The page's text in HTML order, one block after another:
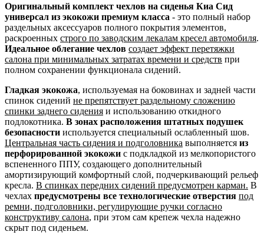
Оригинальный комплект чехлов на сиденья Киа Сид
универсал из экокожи премиум класса - это полный набор
раздельных аксессуаров полного покрытия элементов,
раскроенных строго по заводским лекалам кресел автомобиля.
Идеальное облегание чехлов создает эффект перетяжки
салона при минимальных затратах времени и средств при
полном сохранении функционала сидений.
Гладкая экокожа, используемая на боковинах и задней части
спинок сидений не препятствует раздельному сложению
спинки заднего сидения и использованию откидного
подлокотника. В зонах расположения штатных подушек
безопасности используется специальный ослабленный шов.
Центральная часть сидения и подголовника выполняется из
перфорированной экокожи с подкладкой из мелкопористого
вспененного ППУ, создающего дополнительный
амортизирующий комфортный слой, подчеркивающий рельеф
кресла. В спинках передних сидений предусмотрен карман. В
чехлах предусмотрены все технологические отверстия под
ремни, подголовники, регулирующие ручки согласно
конструктиву салона, при этом сам крепеж чехла надежно
скрыт под сиденьем.